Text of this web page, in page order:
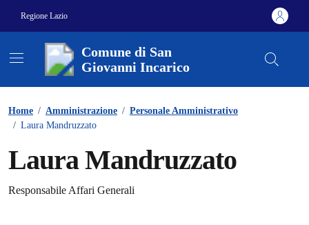
Regione Lazio
Comune di San
Giovanni Incarico
Home / Amministrazione / Personale Amministrativo
/ Laura Mandruzzato
Laura Mandruzzato
Responsabile Affari Generali